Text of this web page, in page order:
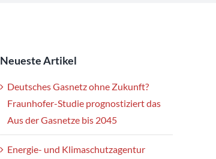
Neueste Artikel
Deutsches Gasnetz ohne Zukunft?
Fraunhofer-Studie prognostiziert das
Aus der Gasnetze bis 2045
Energie- und Klimaschutzagentur